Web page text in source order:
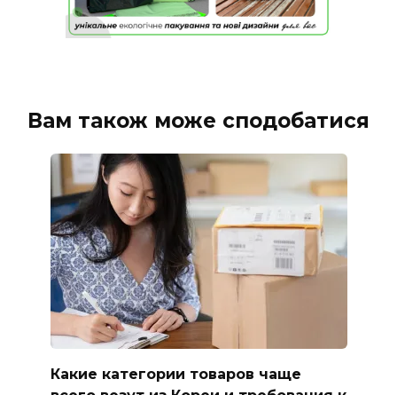
Вам також може сподобатися
Какие категории товаров чаще